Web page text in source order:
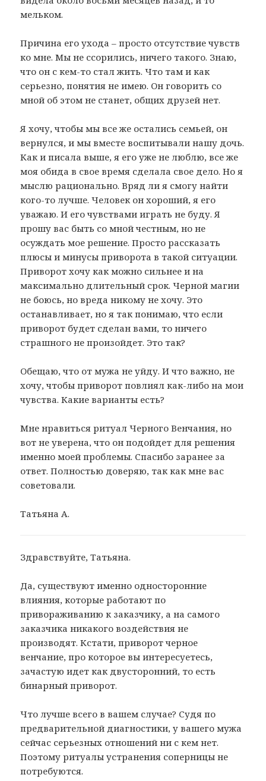
мельком.
Причина его ухода – просто отсутствие чувств
ко мне. Мы не ссорились, ничего такого. Знаю,
что он с кем-то стал жить. Что там и как
серьезно, понятия не имею. Он говорить со
мной об этом не станет, общих друзей нет.
Я хочу, чтобы мы все же остались семьей, он
вернулся, и мы вместе воспитывали нашу дочь.
Как и писала выше, я его уже не люблю, все же
моя обида в свое время сделала свое дело. Но я
мыслю рационально. Вряд ли я смогу найти
кого-то лучше. Человек он хороший, я его
уважаю. И его чувствами играть не буду. Я
прошу вас быть со мной честным, но не
осуждать мое решение. Просто рассказать
плюсы и минусы приворота в такой ситуации.
Приворот хочу как можно сильнее и на
максимально длительный срок. Черной магии
не боюсь, но вреда никому не хочу. Это
останавливает, но я так понимаю, что если
приворот будет сделан вами, то ничего
страшного не произойдет. Это так?
Обещаю, что от мужа не уйду. И что важно, не
хочу, чтобы приворот повлиял как-либо на мои
чувства. Какие варианты есть?
Мне нравиться ритуал Черного Венчания, но
вот не уверена, что он подойдет для решения
именно моей проблемы. Спасибо заранее за
ответ. Полностью доверяю, так как мне вас
советовали.
Татьяна А.
Здравствуйте, Татьяна.
Да, существуют именно односторонние
влияния, которые работают по
привораживанию к заказчику, а на самого
заказчика никакого воздействия не
производят. Кстати, приворот черное
венчание, про которое вы интересуетесь,
зачастую идет как двусторонний, то есть
бинарный приворот.
Что лучше всего в вашем случае? Судя по
предварительной диагностики, у вашего мужа
сейчас серьезных отношений ни с кем нет.
Поэтому ритуалы устранения соперницы не
потребуются.